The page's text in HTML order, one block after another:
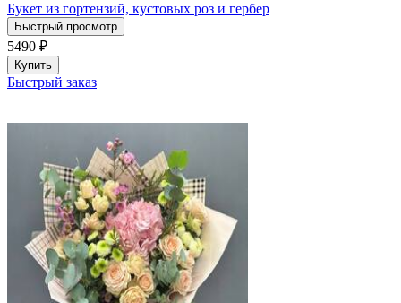
Букет из гортензий, кустовых роз и гербер
Быстрый просмотр
5490 ₽
Купить
Быстрый заказ